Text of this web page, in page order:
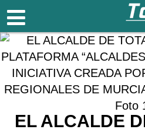
Totana.com
EL ALCALDE